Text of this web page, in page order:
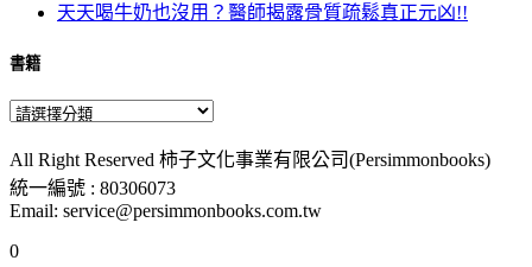
天天喝牛奶也沒用？醫師揭露骨質疏鬆真正元凶!!
書籍
All Right Reserved 柿子文化事業有限公司(Persimmonbooks)
統一編號 : 80306073
Email: service@persimmonbooks.com.tw
0